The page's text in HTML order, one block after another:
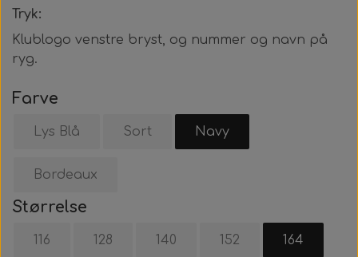
Tryk:
Klublogo venstre bryst, og nummer og navn på
ryg.
Farve
Lys Blå Sort Navy
Bordeaux
Størrelse
116 128 140 152 164